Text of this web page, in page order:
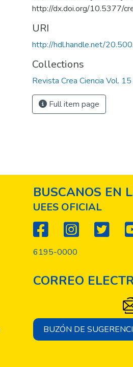
http://dx.doi.org/10.5377/
URI
http://hdl.handle.net/
Collections
Revista Crea Ciencia Vol.
Full item page
BUSCANOS EN
UEES OFICIAL
6195-0000
CORREO
BUZÓN DE